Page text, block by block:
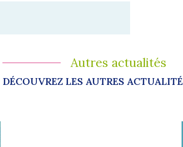
Autres actualités
DÉCOUVREZ LES AUTRES